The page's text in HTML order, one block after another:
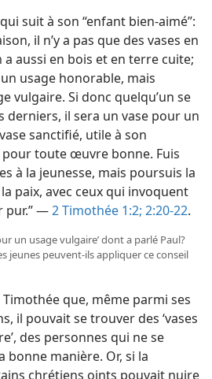
suit à son “enfant bien-aimé”:
il n’y a pas que des vases en
aussi en bois et en terre cuite;
usage honorable, mais
vulgaire. Si donc quelqu’un se
derniers, il sera un vase pour un
sanctifié, utile à son
toute œuvre bonne. Fuis
à la jeunesse, mais poursuis la
paix, avec ceux qui invoquent
pur.” —2 Timothée 1:2; 2:20-22.
un usage vulgaire’ dont a parlé Paul?
jeunes peuvent-​ils appliquer ce conseil
que, même parmi ses
il pouvait se trouver des ‘vases
des personnes qui ne se
bonne manière. Or, si la
chrétiens oints pouvait nuire